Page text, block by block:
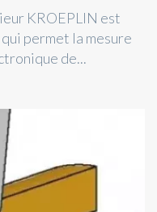
KROEPLIN est
permet la mesure
de...